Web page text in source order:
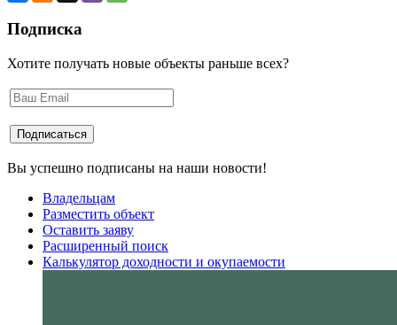
Подписка
Хотите получать новые объекты раньше всех?
Вы успешно подписаны на наши новости!
Владельцам
Разместить объект
Оставить заяву
Расширенный поиск
Калькулятор доходности и окупаемости